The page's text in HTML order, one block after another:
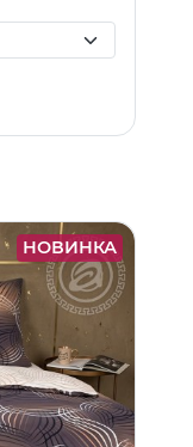
НОВИНКА